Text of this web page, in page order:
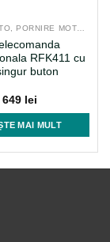
RFK411 cu
buton
649 lei
MAI MULT